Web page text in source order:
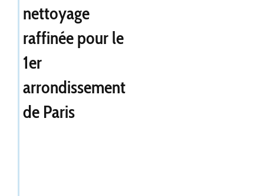
nettoyage
raffinée pour le
1er
arrondissement
de Paris